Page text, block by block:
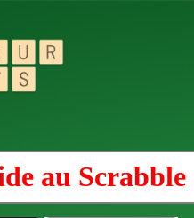
au Scrabble